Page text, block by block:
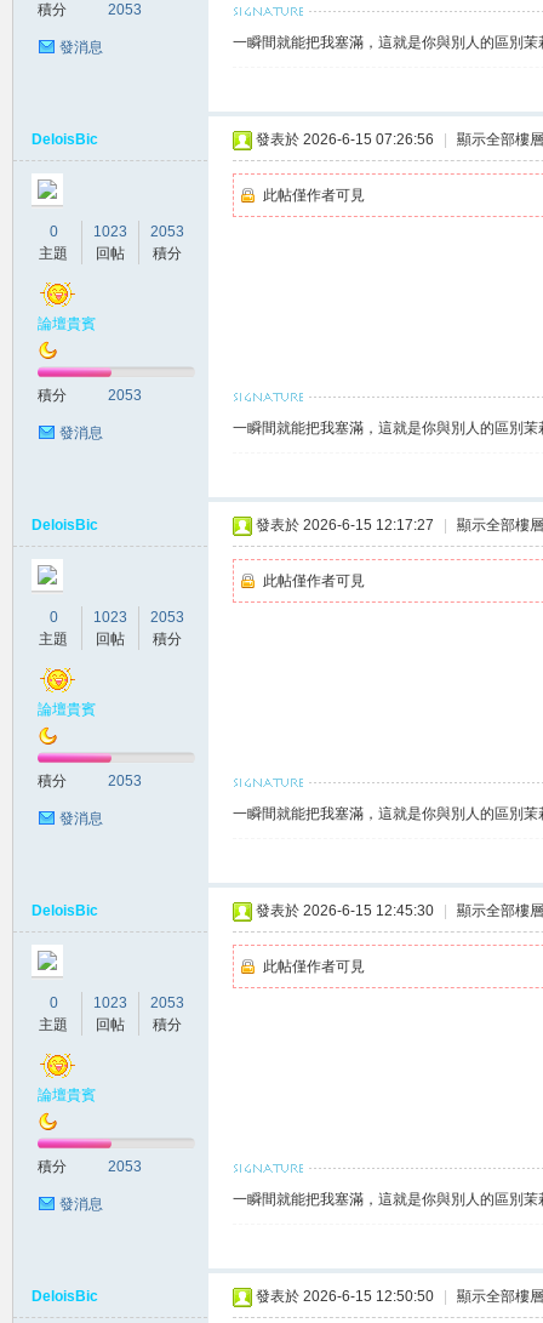
積分 2053
發消息 一瞬間就能把我塞滿，這就是你與別人的區別茉
DeloisBic
0
主題
1023
回帖
2053
積分
論壇貴賓
積分 2053
發消息
發表於 2026-6-15 07:26:56 顯示全部樓層
此帖僅作者可見
一瞬間就能把我塞滿，這就是你與別人的區別茉
DeloisBic
0
主題
1023
回帖
2053
積分
論壇貴賓
積分 2053
發消息
發表於 2026-6-15 12:17:27 顯示全部樓層
此帖僅作者可見
一瞬間就能把我塞滿，這就是你與別人的區別茉
DeloisBic
0
主題
1023
回帖
2053
積分
論壇貴賓
積分 2053
發消息
發表於 2026-6-15 12:45:30 顯示全部樓層
此帖僅作者可見
一瞬間就能把我塞滿，這就是你與別人的區別茉
DeloisBic 發表於 2026-6-15 12:50:50 顯示全部樓層